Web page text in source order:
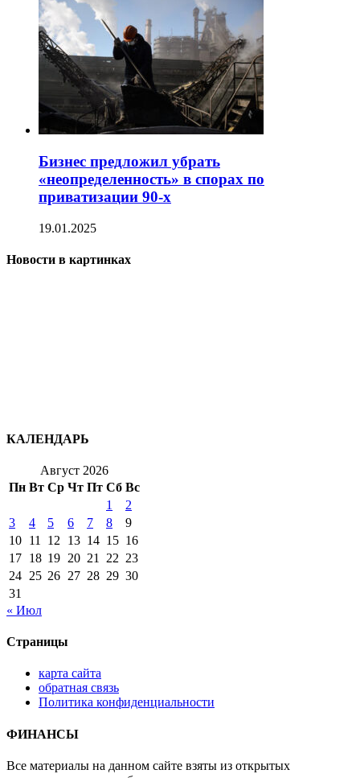
Бизнес предложил убрать
«неопределенность» в спорах по
приватизации 90-х
19.01.2025
Новости в картинках
КАЛЕНДАРЬ
Август 2026
Пн Вт Ср Чт Пт Сб Вс
1
2
3
4 5 6 7 8
9
10 11 12 13 14 15 16
17 18 19 20 21 22 23
24 25 26 27 28 29 30
31
« Июл
Страницы
карта сайта
обратная связь
Политика конфиденциальности
ФИНАНСЫ
Все материалы на данном сайте взяты из открытых